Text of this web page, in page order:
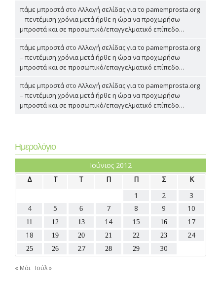
πάμε μπροστά στο Αλλαγή σελίδας για το pamemprosta.org
– πεντέμιση χρόνια μετά ήρθε η ώρα να προχωρήσω
μπροστά και σε προσωπικό/επαγγελματικό επίπεδο…
πάμε μπροστά στο Αλλαγή σελίδας για το pamemprosta.org
– πεντέμιση χρόνια μετά ήρθε η ώρα να προχωρήσω
μπροστά και σε προσωπικό/επαγγελματικό επίπεδο…
πάμε μπροστά στο Αλλαγή σελίδας για το pamemprosta.org
– πεντέμιση χρόνια μετά ήρθε η ώρα να προχωρήσω
μπροστά και σε προσωπικό/επαγγελματικό επίπεδο…
Ημερολόγιο
Ιούνιος 2012
Δ
Τ Τ Π Π Σ
Κ
1
2
3
4
5 6 7 8 9 10
11 12 13 14 15 16
17
18
19 20 21 22 23 24
25 26 27 28 29 30
« Μάι Ιούλ »